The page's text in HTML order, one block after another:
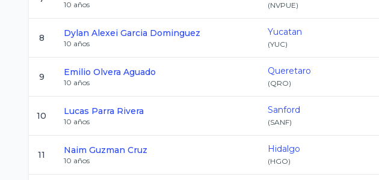
10 años (NVPUE)
8 Dylan Alexei Garcia Dominguez
10 años
Yucatan
(YUC)
9 Emilio Olvera Aguado
10 años
Queretaro
(QRO)
10 Lucas Parra Rivera
10 años
Sanford
(SANF)
11 Naim Guzman Cruz
10 años
Hidalgo
(HGO)